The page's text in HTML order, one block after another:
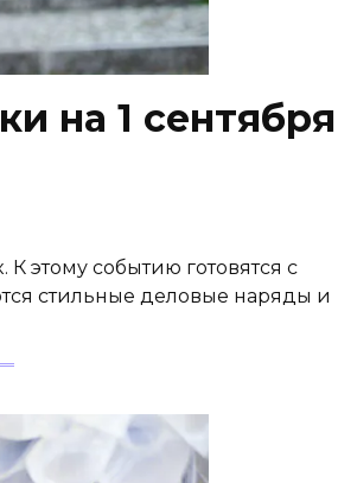
на 1 сентября
этому событию готовятся с
стильные деловые наряды и